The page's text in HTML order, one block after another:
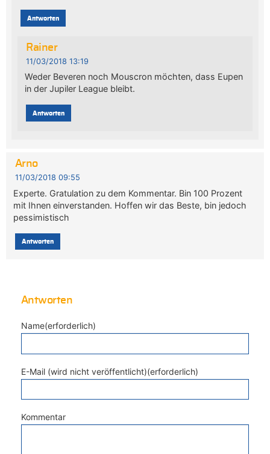
Antworten
Rainer
11/03/2018 13:19
Weder Beveren noch Mouscron möchten, dass Eupen
in der Jupiler League bleibt.
Antworten
Arno
11/03/2018 09:55
Experte. Gratulation zu dem Kommentar. Bin 100 Prozent
mit Ihnen einverstanden. Hoffen wir das Beste, bin jedoch
pessimistisch
Antworten
Antworten
Name(erforderlich)
E-Mail (wird nicht veröffentlicht)(erforderlich)
Kommentar